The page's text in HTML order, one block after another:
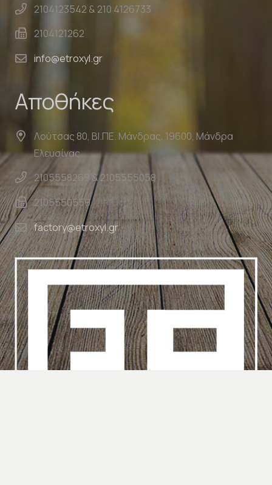
2104123542 & 210 4126733
2104121262
info@etroxyl.gr
Αποθήκες
Λούτσας 80, ΒΙ.ΠΕ. Μάνδρας, 19600, Μάνδρα
Ελευσίνας
2105558269 & 2105555058
2105550559
factory@etroxyl.gr